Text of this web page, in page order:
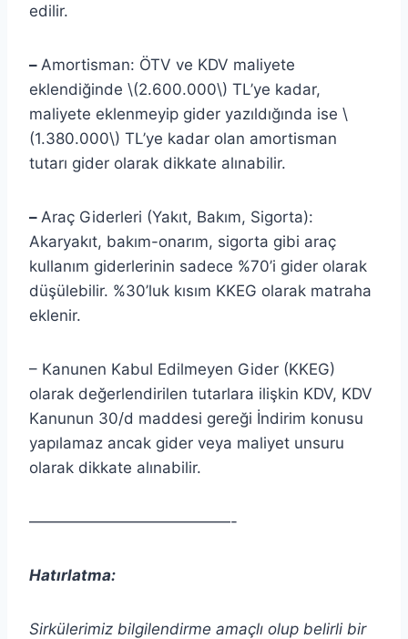
edilir.
– Amortisman: ÖTV ve KDV maliyete
eklendiğinde \(2.600.000\) TL’ye kadar,
maliyete eklenmeyip gider yazıldığında ise \
(1.380.000\) TL’ye kadar olan amortisman
tutarı gider olarak dikkate alınabilir.
– Araç Giderleri (Yakıt, Bakım, Sigorta):
Akaryakıt, bakım-onarım, sigorta gibi araç
kullanım giderlerinin sadece %70’i gider olarak
düşülebilir. %30’luk kısım KKEG olarak matraha
eklenir.
– Kanunen Kabul Edilmeyen Gider (KKEG)
olarak değerlendirilen tutarlara ilişkin KDV, KDV
Kanunun 30/d maddesi gereği İndirim konusu
yapılamaz ancak gider veya maliyet unsuru
olarak dikkate alınabilir.
—————————————-
Hatırlatma:
Sirkülerimiz bilgilendirme amaçlı olup belirli bir